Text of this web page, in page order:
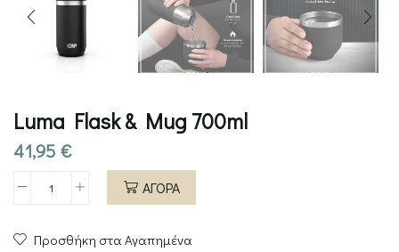
Luma Flask & Mug 700ml
41,95 €
Luma
&
ΑΓΟΡΑ
Προσθήκη στα Αγαπημένα